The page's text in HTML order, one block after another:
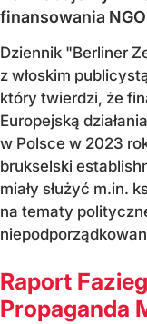
finansowania
Dziennik "Berliner
z włoskim
który twierdzi, że
Europejską
w Polsce w 2023
brukselski
miały służyć m.in.
na tematy
Raport
Propaganda